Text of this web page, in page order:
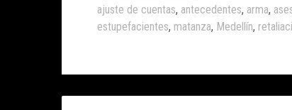
ajuste de cuentas, antecedentes, arma,
estupefacientes, matanza, Medellín,